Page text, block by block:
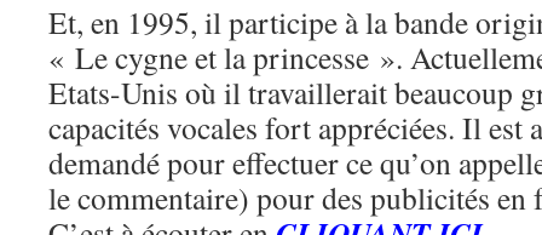
Et, en 1995, il participe à la bande
« Le cygne et la princesse ».
Etats-Unis où il travaillerait beaucoup
capacités vocales fort appréciées. Il est
demandé pour effectuer ce qu’on
le commentaire) pour des publicités en